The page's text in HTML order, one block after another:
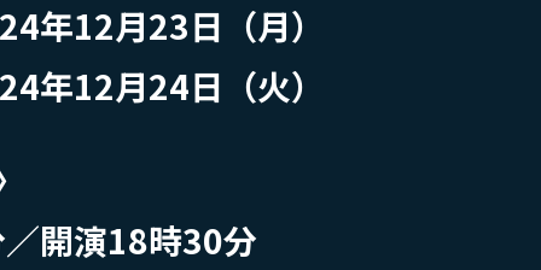
年12月23日（月）
年12月24日（火）
開演18時30分